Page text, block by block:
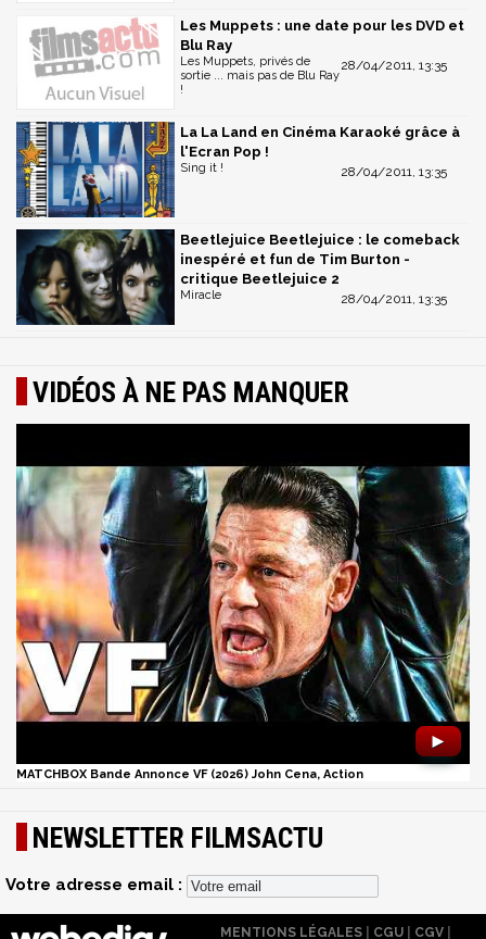
Les Muppets : une date pour les DVD et
Blu Ray
28/04/2011, 13:35
Les Muppets, privés de
sortie ... mais pas de Blu Ray
!
La La Land en Cinéma Karaoké grâce à
l'Ecran Pop !
28/04/2011, 13:35
Sing it !
Beetlejuice Beetlejuice : le comeback
inespéré et fun de Tim Burton -
critique Beetlejuice 2
28/04/2011, 13:35
Miracle
VIDÉOS À NE PAS MANQUER
►
MATCHBOX Bande Annonce VF (2026) John Cena, Action
NEWSLETTER FILMSACTU
Votre adresse email :
MENTIONS LÉGALES| CGU| CGV|